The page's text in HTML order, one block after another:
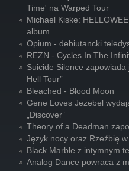
Time' na Warped Tour
Michael Kiske:
album
Opium - debiutancki
REZN - Cycles In The
Suicide Silence
Hell Tour”
Bleached - Blood Moon
Gene Loves Jezebel
„Discover”
Theory of a Deadman
Język nocy oraz Rzeźbię
Black Marble z intymnym
Analog Dance powraca z